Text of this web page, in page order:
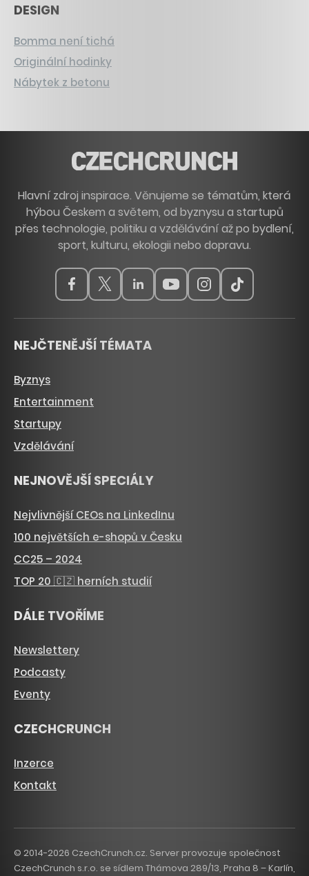
DESIGN
Bomma není tichá
Originální hodinky
Nábytek z betonu
Hlavní zdroj inspirace. Věnujeme se tématům, která
hýbou Českem a světem, od byznysu a startupů
přes technologie, politiku a vzdělávání až po bydlení,
sport, kulturu, ekologii nebo dopravu.
NEJČTENĚJŠÍ TÉMATA
Byznys
Entertainment
Startupy
Vzdělávání
NEJNOVĚJŠÍ SPECIÁLY
Nejvlivnější CEOs na LinkedInu
100 největších e-shopů v Česku
CC25 – 2024
TOP 20 🇨🇿 herních studií
DÁLE TVOŘÍME
Newslettery
Podcasty
Eventy
CZECHCRUNCH
Inzerce
Kontakt
© 2014-2026 CzechCrunch.cz. Server provozuje společnost
CzechCrunch s.r.o. se sídlem Thámova 289/13, Praha 8 – Karlín,